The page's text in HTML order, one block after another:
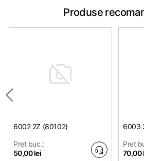
Produse
6002 2Z (80102)
Pret buc.:
50,00 lei
6003
Pret
70,00